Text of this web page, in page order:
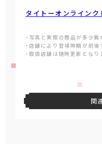
タイトーオンラインク
・写真と実際の商品が多少異
・店舗により登場時期が前後
・取扱店舗は随時更新となり
関